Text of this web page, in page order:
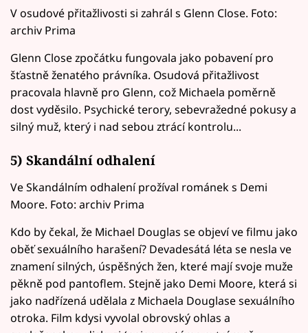
V osudové přitažlivosti si zahrál s Glenn Close. Foto:
archiv Prima
Glenn Close zpočátku fungovala jako pobavení pro
šťastně ženatého právníka. Osudová přitažlivost
pracovala hlavně pro Glenn, což Michaela poměrně
dost vyděsilo. Psychické terory, sebevražedné pokusy a
silný muž, který i nad sebou ztrácí kontrolu...
5) Skandální odhalení
Ve Skandálním odhalení prožíval románek s Demi
Moore. Foto: archiv Prima
Kdo by čekal, že Michael Douglas se objeví ve filmu jako
oběť sexuálního harašení? Devadesátá léta se nesla ve
znamení silných, úspěšných žen, které mají svoje muže
pěkně pod pantoflem. Stejně jako Demi Moore, která si
jako nadřízená udělala z Michaela Douglase sexuálního
otroka. Film kdysi vyvolal obrovský ohlas a